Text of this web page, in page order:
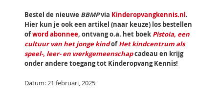
Bestel de nieuwe BBMPvia Kinderopvangkennis.nl.
Hier kun je ook een artikel (naar keuze) los bestellen
ofword abonnee, ontvang o.a. het boek Pistoia, een
cultuur van het jonge kindof Het kindcentrum als
speel-, leer- en werkgemeenschapcadeau en krijg
onder andere toegang tot Kinderopvang Kennis!
Datum: 21 februari, 2025